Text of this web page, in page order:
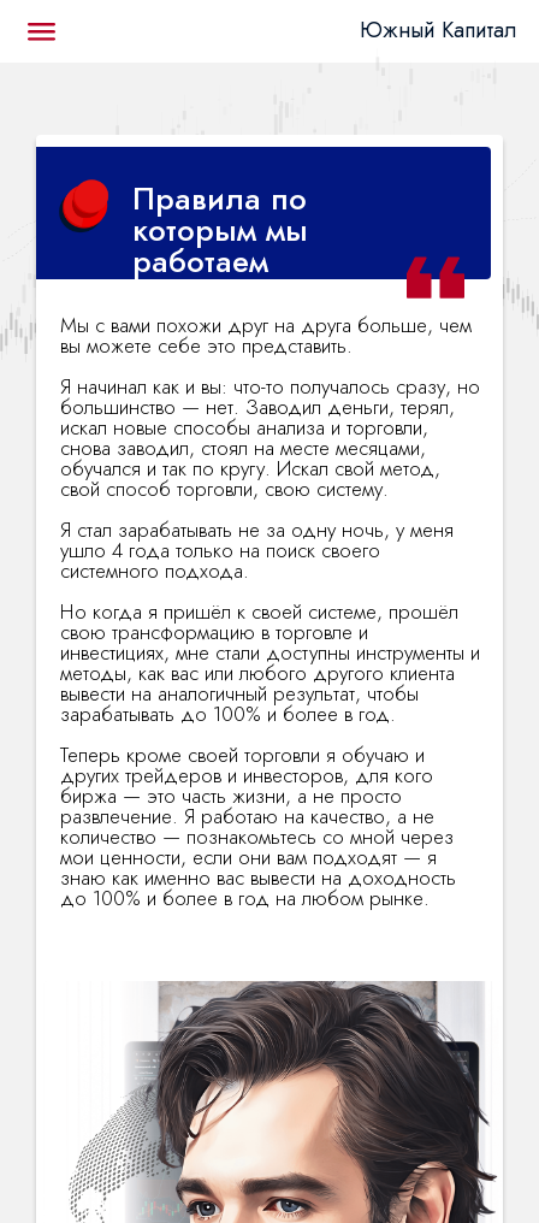
Южный Капитал
Правила по
которым мы
работаем
Мы с вами похожи друг на друга больше, чем
вы можете себе это представить.
Я начинал как и вы: что-то получалось сразу, но
большинство — нет. Заводил деньги, терял,
искал новые способы анализа и торговли,
снова заводил, стоял на месте месяцами,
обучался и так по кругу. Искал свой метод,
свой способ торговли, свою систему.
Я стал зарабатывать не за одну ночь, у меня
ушло 4 года только на поиск своего
системного подхода.
Но когда я пришёл к своей системе, прошёл
свою трансформацию в торговле и
инвестициях, мне стали доступны инструменты и
методы, как вас или любого другого клиента
вывести на аналогичный результат, чтобы
зарабатывать до 100% и более в год.
Теперь кроме своей торговли я обучаю и
других трейдеров и инвесторов, для кого
биржа — это часть жизни, а не просто
развлечение. Я работаю на качество, а не
количество — познакомьтесь со мной через
мои ценности, если они вам подходят — я
знаю как именно вас вывести на доходность
до 100% и более в год на любом рынке.